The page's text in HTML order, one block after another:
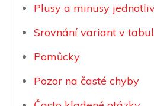
Plusy a minusy
Srovnání variant v
Pomůcky
Pozor na časté chyby